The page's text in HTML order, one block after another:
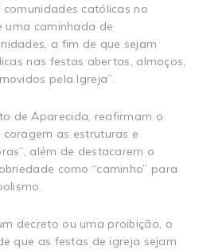
católicas no
uma caminhada de
a fim de que sejam
nas festas abertas, almoços,
pela Igreja”.
de Aparecida, reafirmam o
as estruturas e
além de destacarem o
como “caminho” para
decreto ou uma proibição, o
que as festas de igreja sejam